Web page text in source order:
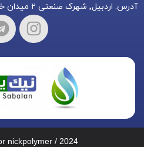
آدرس: اردبیل٬ شهرک صنعتی ۲ میدان خدماتی٬ قطعه ۸۱۶
nickpolymer / 2024